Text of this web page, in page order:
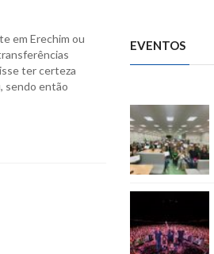
em Erechim ou
ter certeza
sendo então
EVENTOS